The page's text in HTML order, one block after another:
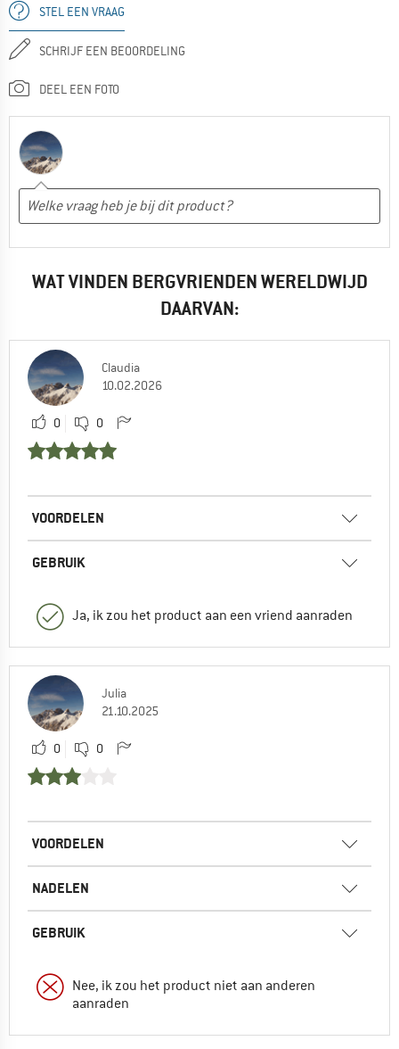
STEL EEN VRAAG
SCHRIJF EEN BEOORDELING
DEEL EEN FOTO
WAT VINDEN BERGVRIENDEN WERELDWIJD
DAARVAN:
Claudia
10.02.2026
0 0
VOORDELEN
GEBRUIK
Ja, ik zou het product aan een vriend aanraden
Julia
21.10.2025
0 0
VOORDELEN
NADELEN
GEBRUIK
Nee, ik zou het product niet aan anderen
aanraden